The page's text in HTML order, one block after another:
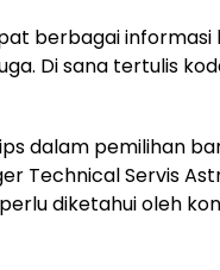
berbagai informasi
Di sana tertulis
dalam pemilihan
Technical Servis
diketahui oleh